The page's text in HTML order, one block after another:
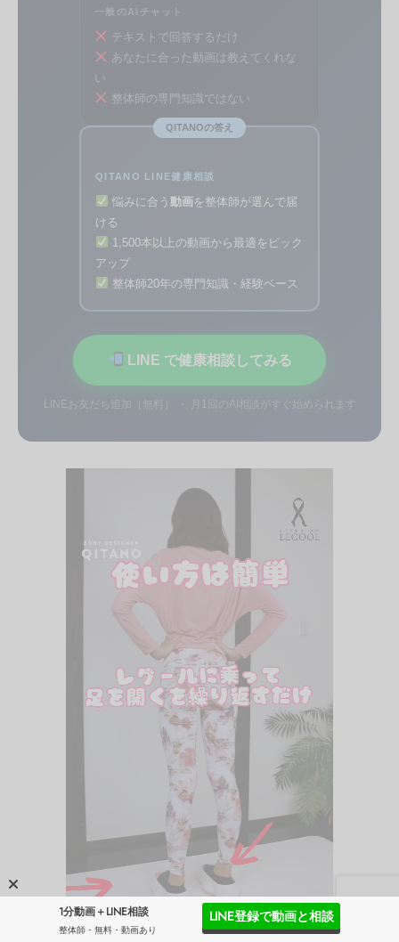
一般のAIチャット
テキストで回答するだけ
あなたに合った動画は教えてくれな
い
整体師の専門知識ではない
QITANOの答え
QITANO LINE健康相談
悩みに合う 動画を整体師が選んで届
ける
1,500本以上の動画から最適をピック
アップ
整体師20年の専門知識・経験ベース
LINE で健康相談してみる
LINEお友だち追加（無料） ・ 月1回のAI相談がすぐ始められます
1分動画＋LINE相談
整体師・無料・動画あり
LINE登録で動画と相談